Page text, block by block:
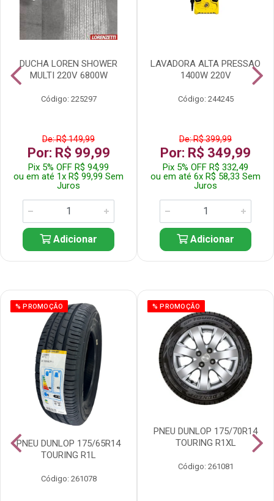
DUCHA LOREN SHOWER
MULTI 220V 6800W
Código: 225297
De: R$ 149,99
Por: R$ 99,99
Pix 5% OFF R$ 94,99
ou em até 1x R$ 99,99 Sem
Juros
Adicionar
LAVADORA ALTA PRESSAO
1400W 220V
Código: 244245
De: R$ 399,99
Por: R$ 349,99
Pix 5% OFF R$ 332,49
ou em até 6x R$ 58,33 Sem
Juros
Adicionar
% PROMOÇÃO
PNEU DUNLOP 175/65R14
TOURING R1L
Código: 261078
% PROMOÇÃO
PNEU DUNLOP 175/70R14
TOURING R1XL
Código: 261081